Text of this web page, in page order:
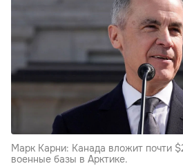
Марк Карни: Канада вложит почти
военные базы в Арктике.